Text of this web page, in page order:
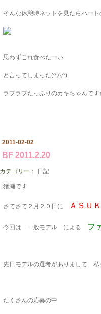
そんな休憩時ネットを見たらハー
思わずこれ食べたーい
と言ってしまった(^ム^)
ラブラブたっぷりのカキちゃんです
2011-02-02
BF 2011.2.20
カテゴリー： 日記
猪瀬です
さてさて２月２０日に ＡＳ
今回は 一般モデル による フ
先日モデルの選考がありまして 私
たくさんの応募の中